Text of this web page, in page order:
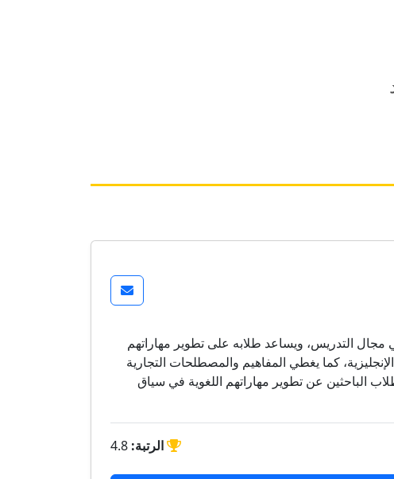
مجال التدريس، ويساعد طلابه على تطوير مهاراتهم
كما يغطي المفاهيم والمصطلحات التجارية
الباحثين عن تطوير مهاراتهم اللغوية في سياق
الرتبة: